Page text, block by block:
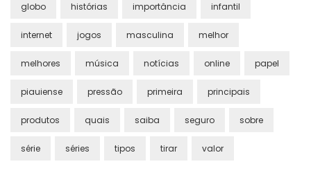
globo histórias importância infantil
internet jogos masculina melhor
melhores música notícias online papel
piauiense pressão primeira principais
produtos quais saiba seguro sobre
série séries tipos tirar valor